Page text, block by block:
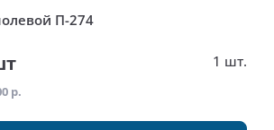
П-274
1 шт.
р.